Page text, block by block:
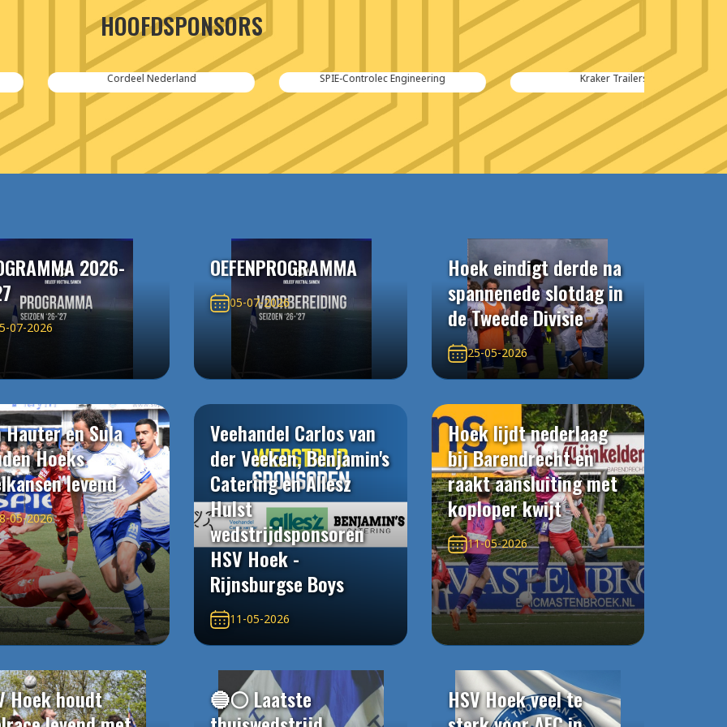
HOOFDSPONSORS
Cordeel Nederland SPIE-Controlec Engineering Kraker Trailers
2026-
07-2026
OEFENPROGRAMMA
05-07-2026
Hoek eindigt derde na
spannenede slotdag in
de Tweede Divisie
25-05-2026
Hauter en Sula
Hoeks
levend
05-2026
Veehandel Carlos van
der Veeken, Benjamin's
Catering en Allesz
Hulst
wedstrijdsponsoren
HSV Hoek -
Rijnsburgse Boys
11-05-2026
Hoek lijdt nederlaag
bij Barendrecht en
raakt aansluiting met
koploper kwijt
11-05-2026
Hoek houdt
🔵⚪️ Laatste
HSV Hoek veel te